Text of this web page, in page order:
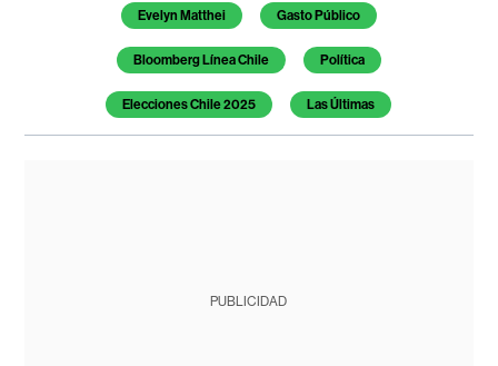
Evelyn Matthei Gasto Público
Bloomberg Línea Chile Política
Elecciones Chile 2025 Las Últimas
PUBLICIDAD